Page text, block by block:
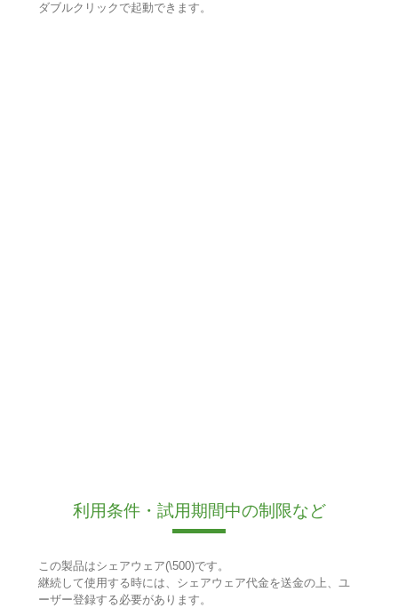
ダブルクリックで起動できます。
利用条件・試用期間中の制限など
この製品はシェアウェア(\500)です。
継続して使用する時には、シェアウェア代金を送金の上、ユ
ーザー登録する必要があります。